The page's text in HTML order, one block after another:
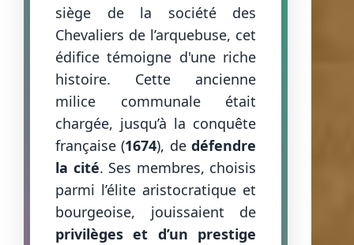
siège de la société des
Chevaliers de l’arquebuse, cet
édifice témoigne d'une riche
histoire. Cette ancienne
milice communale était
chargée, jusqu’à la conquête
française (1674), dedéfendre
la cité. Ses membres, choisis
parmi l’élite aristocratique et
bourgeoise, jouissaient de
privilèges et d’un prestige